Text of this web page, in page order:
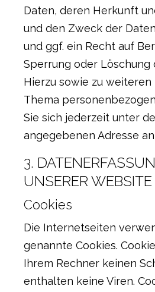
Daten, deren Herkunft
und den Zweck der
und ggf. ein Recht auf
Sperrung oder Löschung
Hierzu sowie zu weiteren
Thema
Sie sich jederzeit unter
angegebenen Adresse
3.
UNSERER WEBSITE
Cookies
Die Internetseiten
genannte Cookies.
Ihrem Rechner keinen
enthalten keine Viren.